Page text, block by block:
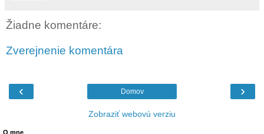
Žiadne komentáre:
Zverejnenie komentára
‹ ›
Domov
Zobraziť webovú verziu
O mne